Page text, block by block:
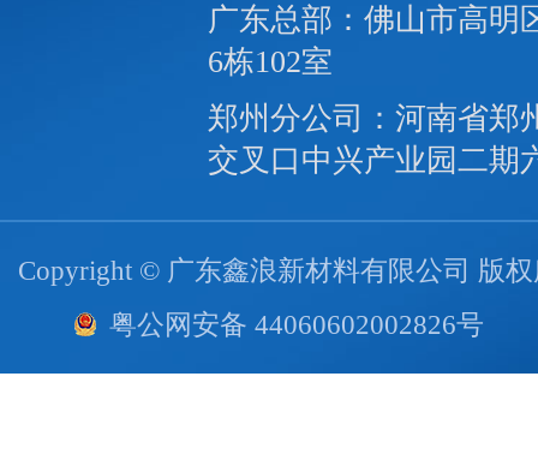
广东总部：佛山市高明
6栋102室
郑州分公司：河南省郑
交叉口中兴产业园二期
Copyright © 广东鑫浪新材料有限公司 版
粤公网安备 44060602002826号